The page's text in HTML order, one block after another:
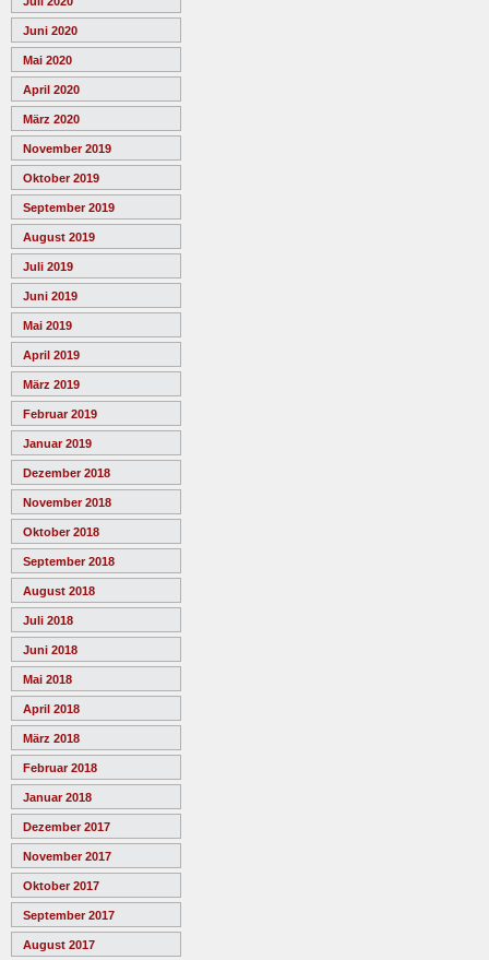
Juni 2020
Mai 2020
April 2020
März 2020
November 2019
Oktober 2019
September 2019
August 2019
Juli 2019
Juni 2019
Mai 2019
April 2019
März 2019
Februar 2019
Januar 2019
Dezember 2018
November 2018
Oktober 2018
September 2018
August 2018
Juli 2018
Juni 2018
Mai 2018
April 2018
März 2018
Februar 2018
Januar 2018
Dezember 2017
November 2017
Oktober 2017
September 2017
August 2017